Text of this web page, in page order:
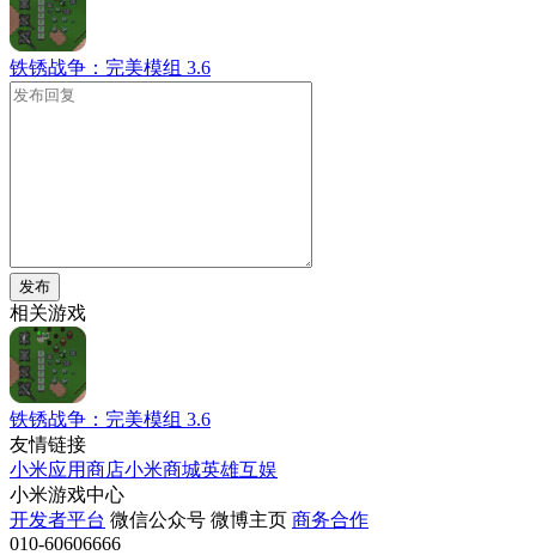
铁锈战争：完美模组 3.6
发布
相关游戏
铁锈战争：完美模组 3.6
友情链接
小米应用商店小米商城英雄互娱
小米游戏中心
开发者平台 微信公众号 微博主页 商务合作
010-60606666